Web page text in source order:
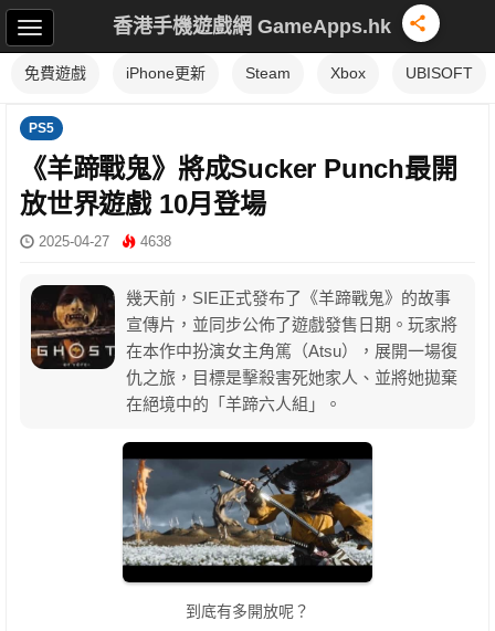
香港手機遊戲網 GameApps.hk
免費遊戲 iPhone更新 Steam Xbox UBISOFT
PS5
《羊蹄戰鬼》將成Sucker Punch最開
放世界遊戲 10月登場
2025-04-27 4638
幾天前，SIE正式發布了《羊蹄戰鬼》的故事
宣傳片，並同步公佈了遊戲發售日期。玩家將
在本作中扮演女主角篤（Atsu），展開一場復
仇之旅，目標是擊殺害死她家人、並將她拋棄
在絕境中的「羊蹄六人組」。
到底有多開放呢？